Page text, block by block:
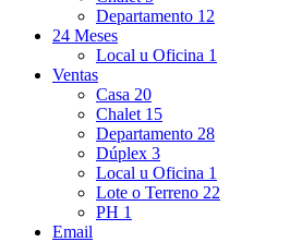
Departamento 12
24 Meses
Local u Oficina 1
Ventas
Casa 20
Chalet 15
Departamento 28
Dúplex 3
Local u Oficina 1
Lote o Terreno 22
PH 1
Email